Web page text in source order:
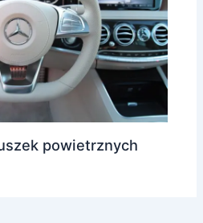
powietrznych